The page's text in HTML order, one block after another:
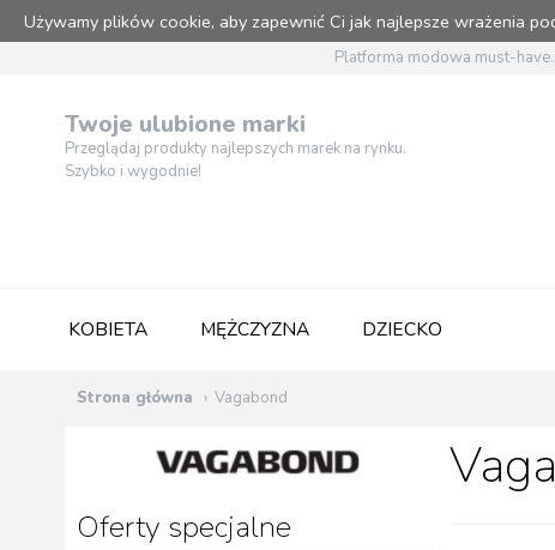
Używamy plików cookie, aby zapewnić Ci jak najlepsze wrażenia
Platforma modowa must-
Twoje ulubione marki
Przeglądaj produkty najlepszych marek na rynku.
Szybko i wygodnie!
KOBIETA MĘŻCZYZNA DZIECKO
Strona główna Vagabond
Oferty specjalne